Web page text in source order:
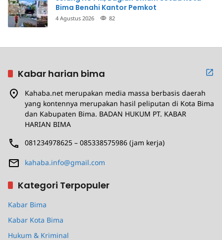
Bima Benahi Kantor Pemkot
4 Agustus 2026 82
Kabar harian bima
Kahaba.net merupakan media massa berbasis daerah
yang kontennya merupakan hasil peliputan di Kota Bima
dan Kabupaten Bima. BADAN HUKUM PT. KABAR
HARIAN BIMA
081234978625 – 085338575986 (jam kerja)
kahaba.info@gmail.com
Kategori Terpopuler
Kabar Bima
Kabar Kota Bima
Hukum & Kriminal